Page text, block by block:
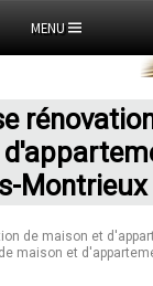
MENU
de maison et
maison et